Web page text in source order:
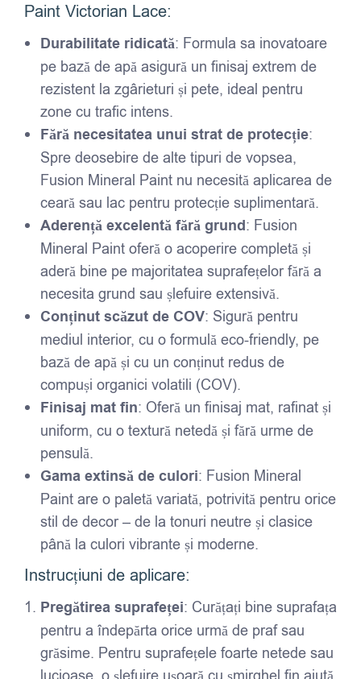
Paint Victorian Lace:
Durabilitate ridicată: Formula sa inovatoare
pe bază de apă asigură un finisaj extrem de
rezistent la zgârieturi și pete, ideal pentru
zone cu trafic intens.
Fără necesitatea unui strat de protecție:
Spre deosebire de alte tipuri de vopsea,
Fusion Mineral Paint nu necesită aplicarea de
ceară sau lac pentru protecție suplimentară.
Aderență excelentă fără grund: Fusion
Mineral Paint oferă o acoperire completă și
aderă bine pe majoritatea suprafețelor fără a
necesita grund sau șlefuire extensivă.
Conținut scăzut de COV: Sigură pentru
mediul interior, cu o formulă eco-friendly, pe
bază de apă și cu un conținut redus de
compuși organici volatili (COV).
Finisaj mat fin: Oferă un finisaj mat, rafinat și
uniform, cu o textură netedă și fără urme de
pensulă.
Gama extinsă de culori: Fusion Mineral
Paint are o paletă variată, potrivită pentru orice
stil de decor – de la tonuri neutre și clasice
până la culori vibrante și moderne.
Instrucțiuni de aplicare:
Pregătirea suprafeței: Curățați bine suprafața
pentru a îndepărta orice urmă de praf sau
grăsime. Pentru suprafețele foarte netede sau